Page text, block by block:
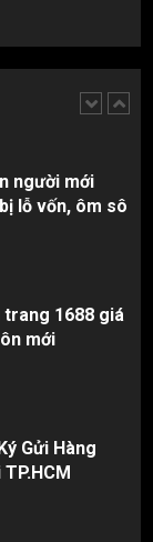
người mới
lỗ vốn, ôm sô
1688 giá
mới
Gửi Hàng
hàng
Alipay?